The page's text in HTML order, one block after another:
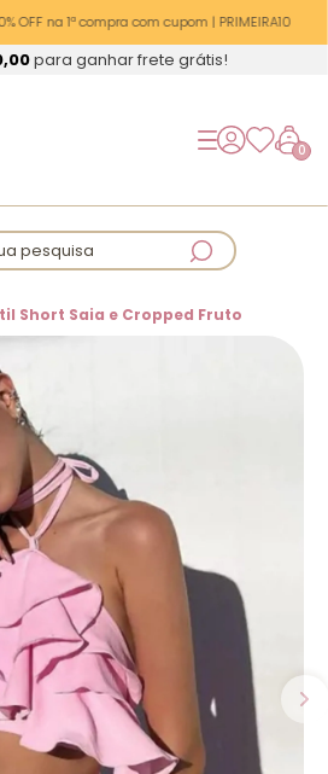
OFF na 1ª compra com cupom | PRIMEIRA10
para ganhar frete grátis!
0
pesquisa
Short Saia e Cropped Fruto